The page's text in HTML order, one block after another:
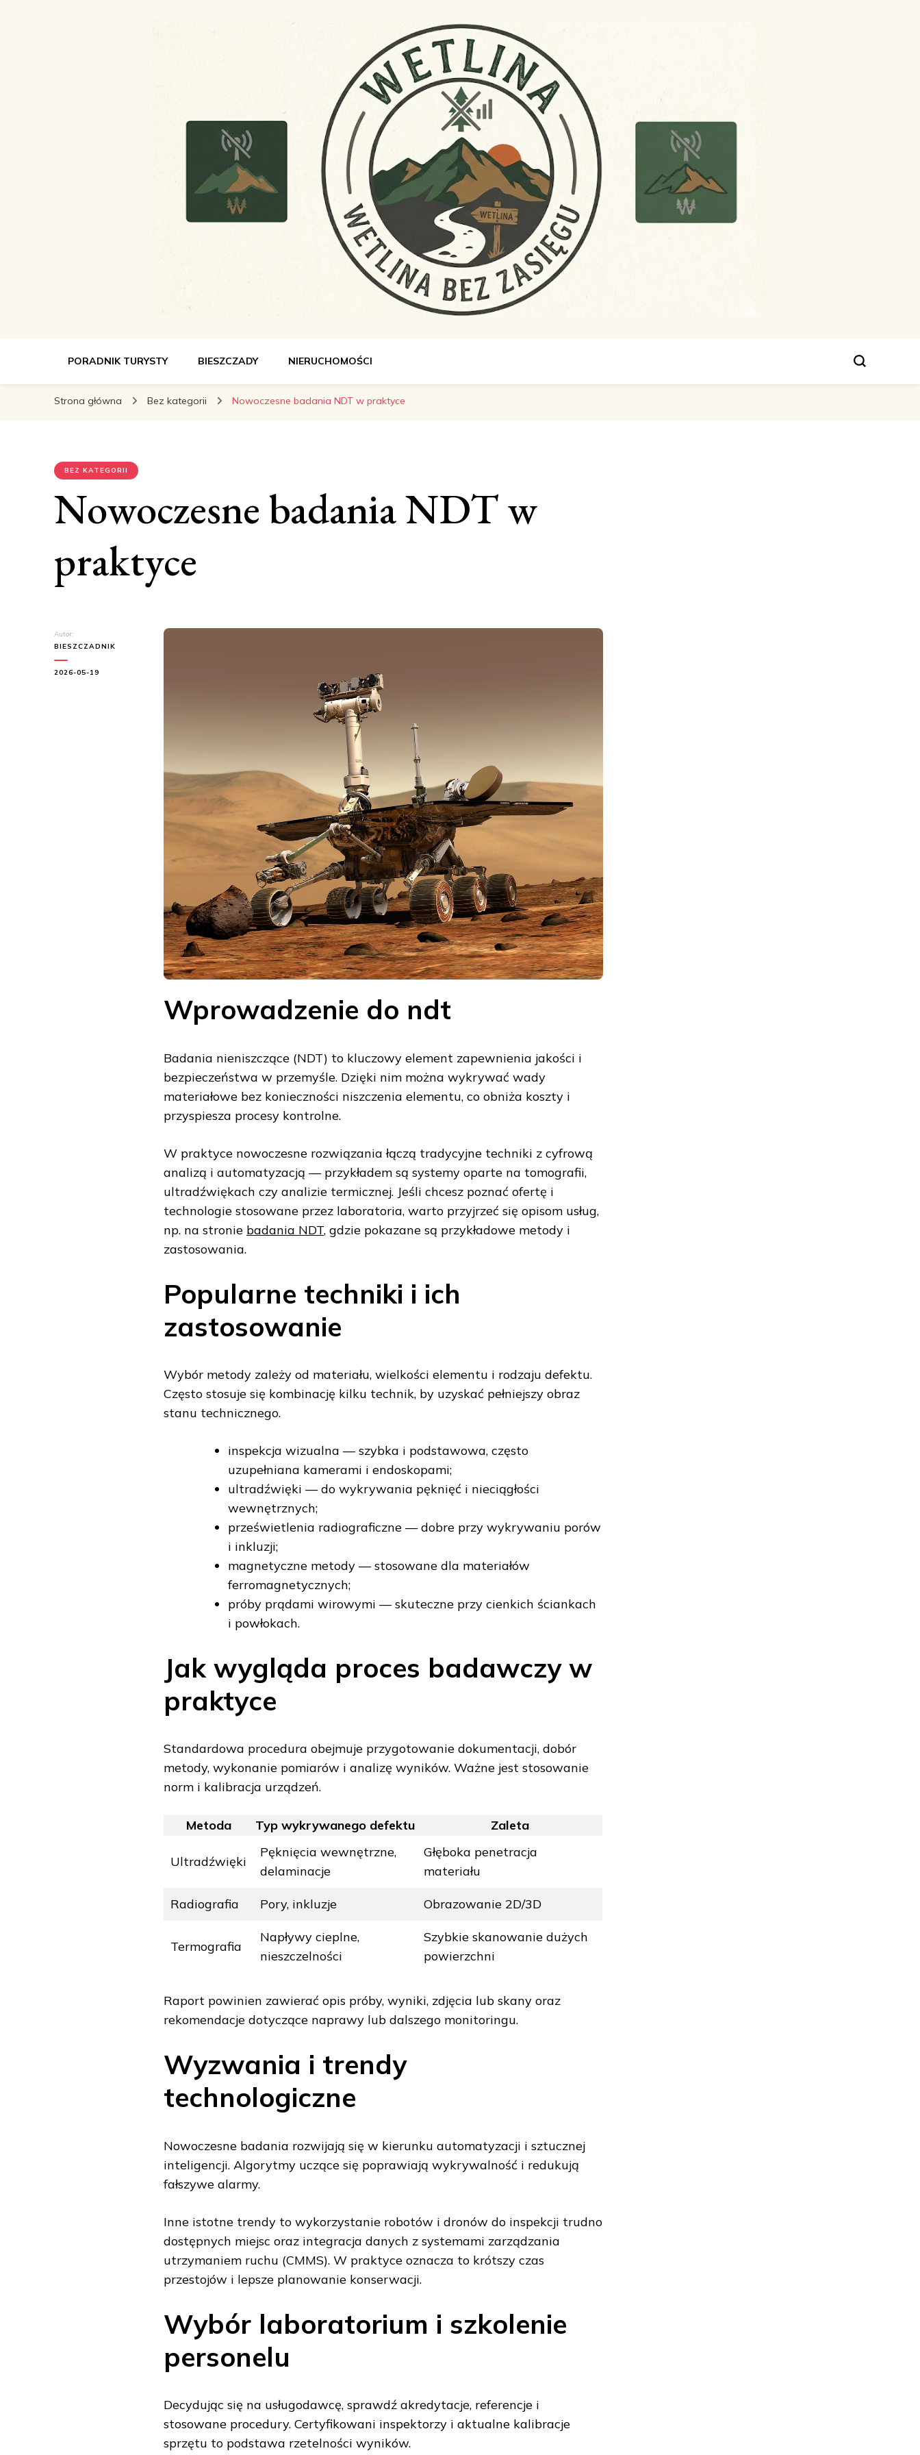
PORADNIK TURYSTY BIESZCZADY NIERUCHOMOŚCI
Strona główna Bez kategorii Nowoczesne badania NDT w praktyce
BEZ KATEGORII
Nowoczesne badania NDT w
praktyce
Autor:
BIESZCZADNIK
2026-05-19
Wprowadzenie do ndt
Badania nieniszczące (NDT) to kluczowy element zapewnienia jakości i
bezpieczeństwa w przemyśle. Dzięki nim można wykrywać wady
materiałowe bez konieczności niszczenia elementu, co obniża koszty i
przyspiesza procesy kontrolne.
W praktyce nowoczesne rozwiązania łączą tradycyjne techniki z cyfrową
analizą i automatyzacją — przykładem są systemy oparte na tomografii,
ultradźwiękach czy analizie termicznej. Jeśli chcesz poznać ofertę i
technologie stosowane przez laboratoria, warto przyjrzeć się opisom usług,
np. na stronie badania NDT, gdzie pokazane są przykładowe metody i
zastosowania.
Popularne techniki i ich
zastosowanie
Wybór metody zależy od materiału, wielkości elementu i rodzaju defektu.
Często stosuje się kombinację kilku technik, by uzyskać pełniejszy obraz
stanu technicznego.
inspekcja wizualna — szybka i podstawowa, często
uzupełniana kamerami i endoskopami;
ultradźwięki — do wykrywania pęknięć i nieciągłości
wewnętrznych;
prześwietlenia radiograficzne — dobre przy wykrywaniu porów
i inkluzji;
magnetyczne metody — stosowane dla materiałów
ferromagnetycznych;
próby prądami wirowymi — skuteczne przy cienkich ściankach
i powłokach.
Jak wygląda proces badawczy w
praktyce
Standardowa procedura obejmuje przygotowanie dokumentacji, dobór
metody, wykonanie pomiarów i analizę wyników. Ważne jest stosowanie
norm i kalibracja urządzeń.
Metoda Typ wykrywanego defektu Zaleta
Ultradźwięki
Pęknięcia wewnętrzne,
delaminacje
Głęboka penetracja
materiału
Radiografia Pory, inkluzje Obrazowanie 2D/3D
Termografia
Napływy cieplne,
nieszczelności
Szybkie skanowanie dużych
powierzchni
Raport powinien zawierać opis próby, wyniki, zdjęcia lub skany oraz
rekomendacje dotyczące naprawy lub dalszego monitoringu.
Wyzwania i trendy
technologiczne
Nowoczesne badania rozwijają się w kierunku automatyzacji i sztucznej
inteligencji. Algorytmy uczące się poprawiają wykrywalność i redukują
fałszywe alarmy.
Inne istotne trendy to wykorzystanie robotów i dronów do inspekcji trudno
dostępnych miejsc oraz integracja danych z systemami zarządzania
utrzymaniem ruchu (CMMS). W praktyce oznacza to krótszy czas
przestojów i lepsze planowanie konserwacji.
Wybór laboratorium i szkolenie
personelu
Decydując się na usługodawcę, sprawdź akredytacje, referencje i
stosowane procedury. Certyfikowani inspektorzy i aktualne kalibracje
sprzętu to podstawa rzetelności wyników.